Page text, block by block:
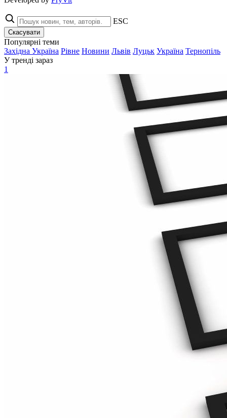
ESC
Скасувати
Популярні теми
Західна Україна Рівне Новини Львів Луцьк Україна Тернопіль
У тренді зараз
1